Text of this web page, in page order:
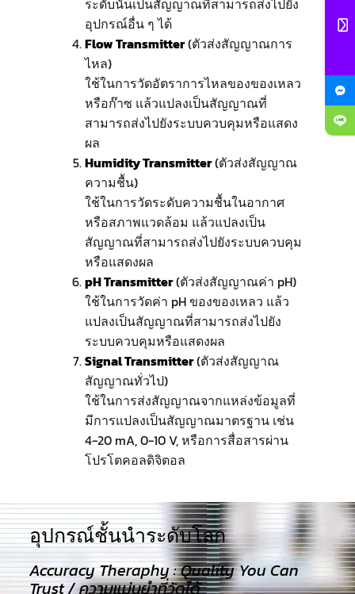
อุปกรณ์อื่น ๆ ได้
Flow Transmitter(ตัวส่งสัญญาณการ
ไหล)
ใช้ในการวัดอัตราการไหลของของเหลว
หรือก๊าซ แล้วแปลงเป็นสัญญาณที่
สามารถส่งไปยังระบบควบคุมหรือแสดง
ผล
Humidity Transmitter(ตัวส่งสัญญาณ
ความชื้น)
ใช้ในการวัดระดับความชื้นในอากาศ
หรือสภาพแวดล้อม แล้วแปลงเป็น
สัญญาณที่สามารถส่งไปยังระบบควบคุม
หรือแสดงผล
pH Transmitter(ตัวส่งสัญญาณค่า pH)
ใช้ในการวัดค่า pH ของของเหลว แล้ว
แปลงเป็นสัญญาณที่สามารถส่งไปยัง
ระบบควบคุมหรือแสดงผล
Signal Transmitter(ตัวส่งสัญญาณ
สัญญาณทั่วไป)
ใช้ในการส่งสัญญาณจากแหล่งข้อมูลที่
มีการแปลงเป็นสัญญาณมาตรฐาน เช่น
4-20 mA, 0-10 V, หรือการสื่อสารผ่าน
โปรโตคอลดิจิตอล
อุปกรณ์ชั้นนำระดับโลก​
Accuracy Theraphy : Quality You Can
Trust / ความแม่นยำที่วัดได้